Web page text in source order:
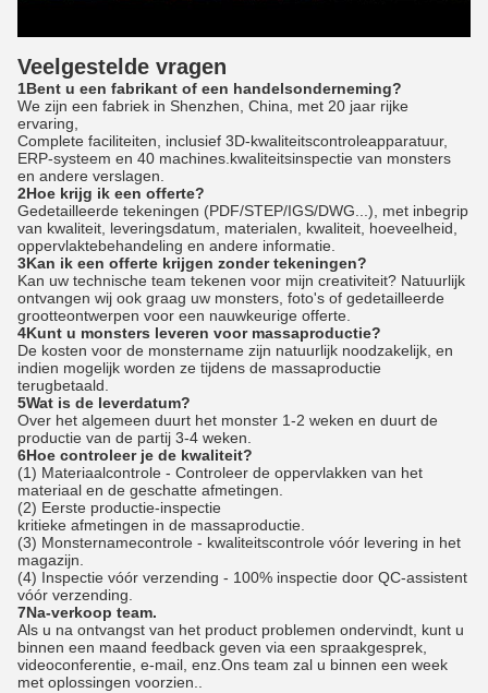
Veelgestelde vragen
1Bent u een fabrikant of een handelsonderneming?
We zijn een fabriek in Shenzhen, China, met 20 jaar rijke
ervaring,
Complete faciliteiten, inclusief 3D-kwaliteitscontroleapparatuur,
ERP-systeem en 40 machines.kwaliteitsinspectie van monsters
en andere verslagen.
2Hoe krijg ik een offerte?
Gedetailleerde tekeningen (PDF/STEP/IGS/DWG...), met inbegrip
van kwaliteit, leveringsdatum, materialen, kwaliteit, hoeveelheid,
oppervlaktebehandeling en andere informatie.
3Kan ik een offerte krijgen zonder tekeningen?
Kan uw technische team tekenen voor mijn creativiteit? Natuurlijk
ontvangen wij ook graag uw monsters, foto's of gedetailleerde
grootteontwerpen voor een nauwkeurige offerte.
4Kunt u monsters leveren voor massaproductie?
De kosten voor de monstername zijn natuurlijk noodzakelijk, en
indien mogelijk worden ze tijdens de massaproductie
terugbetaald.
5Wat is de leverdatum?
Over het algemeen duurt het monster 1-2 weken en duurt de
productie van de partij 3-4 weken.
6Hoe controleer je de kwaliteit?
(1) Materiaalcontrole - Controleer de oppervlakken van het
materiaal en de geschatte afmetingen.
(2) Eerste productie-inspectie
kritieke afmetingen in de massaproductie.
(3) Monsternamecontrole - kwaliteitscontrole vóór levering in het
magazijn.
(4) Inspectie vóór verzending - 100% inspectie door QC-assistent
vóór verzending.
7Na-verkoop team.
Als u na ontvangst van het product problemen ondervindt, kunt u
binnen een maand feedback geven via een spraakgesprek,
videoconferentie, e-mail, enz.Ons team zal u binnen een week
met oplossingen voorzien..